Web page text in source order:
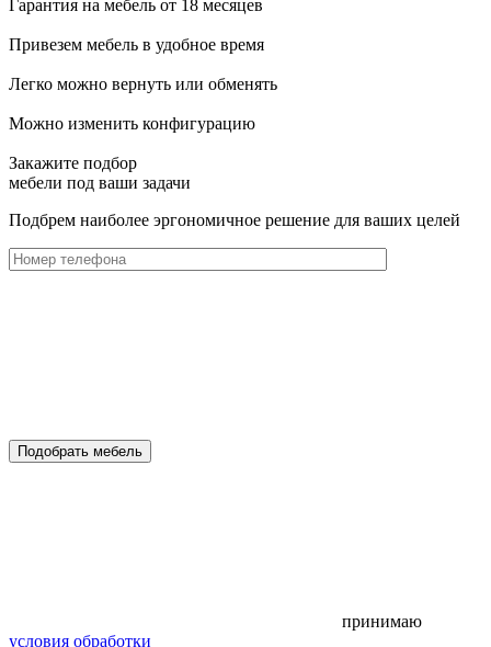
Гарантия на мебель от 18 месяцев
Привезем мебель в удобное время
Легко можно вернуть или обменять
Можно изменить конфигурацию
Закажите подбор
мебели под ваши задачи
Подбрем наиболее эргономичное решение для ваших целей
Подобрать мебель
принимаю
условия обработки